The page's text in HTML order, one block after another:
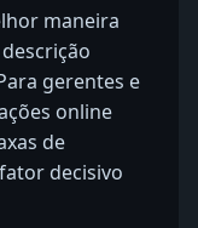
maneira
gerentes e
online
de
decisivo